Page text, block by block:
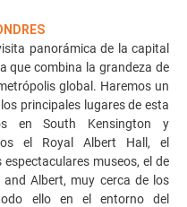
panorámica de la capital
que combina la grandeza de
global. Haremos un
principales lugares de esta
en South Kensington y
el Royal Albert Hall, el
museos, el de
Albert, muy cerca de los
ello en el entorno del